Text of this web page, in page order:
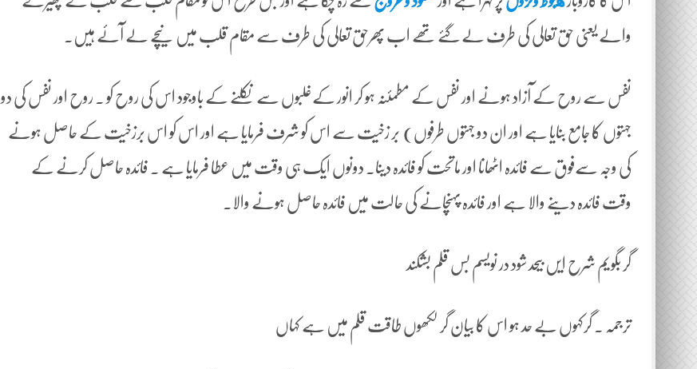
والے یعنی حق تعالی کی طرف لے گئے تھے اب پھرحق تعالی کی طرف سے مقام قلب میں نیچے لے آئے ہیں۔
نفس سے روح کے آزاد ہونے اور نفس کے مطمئنہ ہو کر انور کےغلبوں سے نکلنے کے باوجود اس کی روح کو ۔ روح اور نفس کی دو
جہتوں کا جامع بنایا ہے اور ان دو جہتوں طرفوں) بر زخیت سے اس کو شرف فرمایا ہے اور اس کو اس برزخیت کے حاصل ہونے
کی وجہ سےفوق سے فائدہ اٹھانا اور ماتحت کو فائدہ دینا۔ دونوں ایک ہی وقت میں عطا فرمایا ہے ۔ فائدہ حاصل کرنے کے
وقت فائدہ دینے والا ہے اور فائدہ پہنچانے کی حالت میں فائدہ حاصل ہونے والا۔
گر بگویم شرح ایں بیحد شود در نویسم بس قلم بشکند
ترجمہ ۔ گرکہوں بے حد ہو اس کا بیان گر لکھوں طاقت قلم میں ہے کہاں